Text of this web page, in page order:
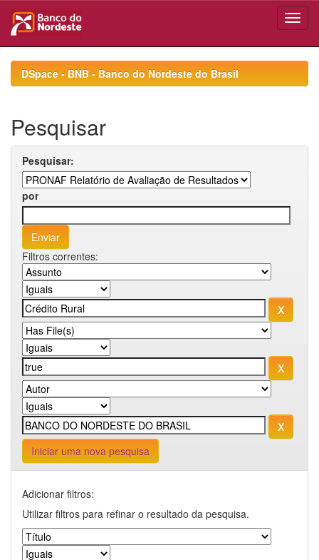
navigationDSpace - BNB - Banco do Nordeste do Brasil
Pesquisar
Pesquisar:
por
Filtros correntes:
Iniciar uma nova pesquisa
Adicionar filtros:
Utilizar filtros para refinar o resultado da pesquisa.